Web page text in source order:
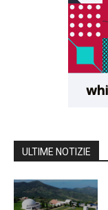
ULTIME NOTIZIE